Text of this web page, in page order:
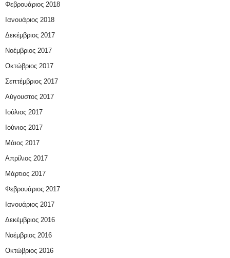
Φεβρουάριος 2018
Ιανουάριος 2018
Δεκέμβριος 2017
Νοέμβριος 2017
Οκτώβριος 2017
Σεπτέμβριος 2017
Αύγουστος 2017
Ιούλιος 2017
Ιούνιος 2017
Μάιος 2017
Απρίλιος 2017
Μάρτιος 2017
Φεβρουάριος 2017
Ιανουάριος 2017
Δεκέμβριος 2016
Νοέμβριος 2016
Οκτώβριος 2016